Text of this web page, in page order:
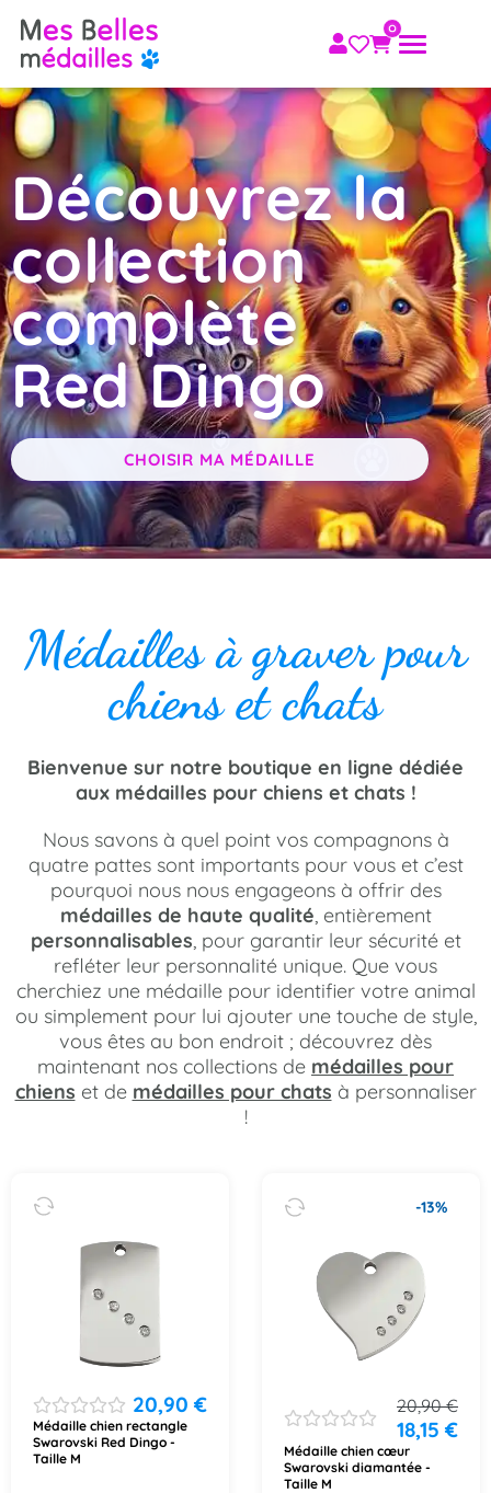
Découvrez la
collection
complète
Red Dingo
CHOISIR MA MÉDAILLE
Médailles à graver pour
chiens et chats
Bienvenue sur notre boutique en ligne dédiée
aux médailles pour chiens et chats !
Nous savons à quel point vos compagnons à
quatre pattes sont importants pour vous et c’est
pourquoi nous nous engageons à offrir des
médailles de haute qualité, entièrement
personnalisables, pour garantir leur sécurité et
refléter leur personnalité unique. Que vous
cherchiez une médaille pour identifier votre animal
ou simplement pour lui ajouter une touche de style,
vous êtes au bon endroit ; découvrez dès
maintenant nos collections de médailles pour
chiens et de médailles pour chats à personnaliser
!
20,90 €
Médaille chien rectangle
Swarovski Red Dingo -
Taille M
-13%
20,90€
18,15 €
Médaille chien cœur
Swarovski diamantée -
Taille M